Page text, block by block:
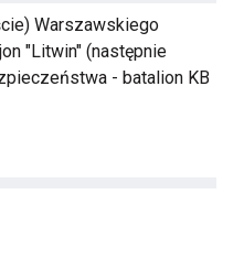
Warszawskiego
"Litwin" (następnie
- batalion KB